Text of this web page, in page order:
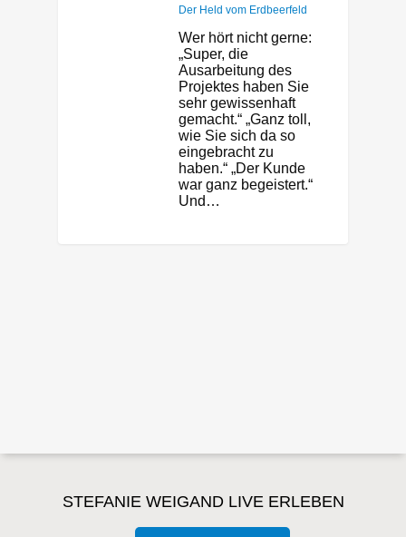
Der Held vom Erdbeerfeld
Wer hört nicht gerne:
„Super, die
Ausarbeitung des
Projektes haben Sie
sehr gewissenhaft
gemacht.“ „Ganz toll,
wie Sie sich da so
eingebracht zu
haben.“ „Der Kunde
war ganz begeistert.“
Und…
STEFANIE WEIGAND LIVE ERLEBEN